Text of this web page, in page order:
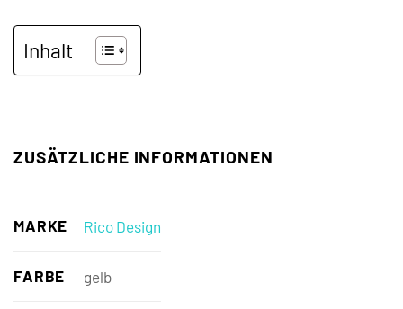
Inhalt
ZUSÄTZLICHE INFORMATIONEN
MARKE Rico Design
FARBE gelb